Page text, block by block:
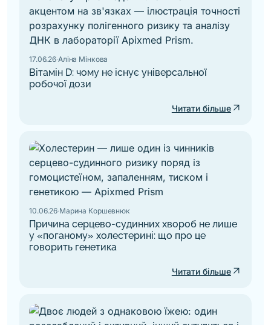
17.06.26·Аліна Мінкова
Вітамін D: чому не існує універсальної
робочої дози
Читати більше arrow_outward
10.06.26·Марина Коршевнюк
Причина серцево-судинних хвороб не лише
у «поганому» холестерині: що про це
говорить генетика
Читати більше arrow_outward